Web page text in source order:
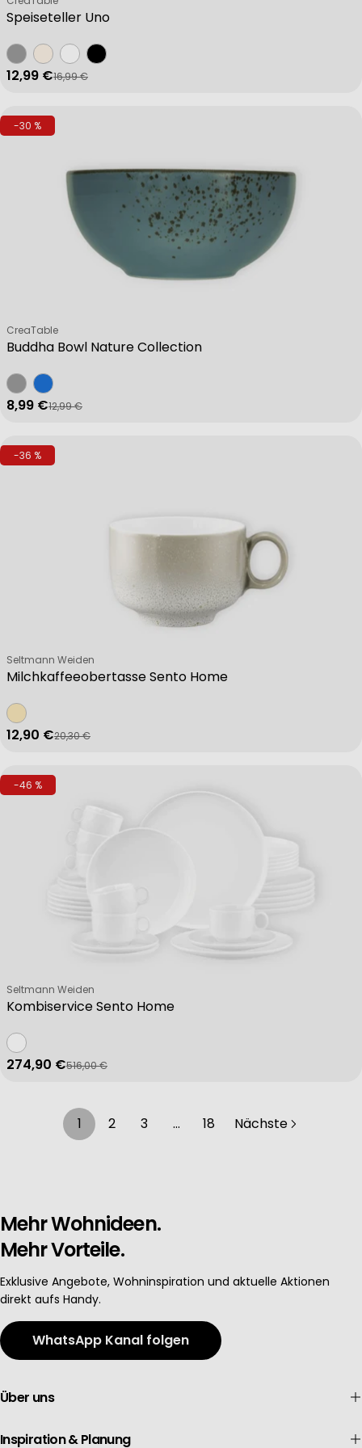
Speiseteller Uno
Verkaufspreis
12,99 €
Regulärer Preis
16,99 €
-30 %
Buddha Bowl Nature Collection
Verkäufer:
CreaTable
Verkaufspreis
8,99 €
Regulärer Preis
12,99 €
-36 %
Milchkaffeeobertasse Sento Home
Verkäufer:
Seltmann Weiden
Verkaufspreis
12,90 €
Regulärer Preis
20,30 €
-46 %
Kombiservice Sento Home
Verkäufer:
Seltmann Weiden
Verkaufspreis
274,90 €
Regulärer Preis
516,00 €
1 2 3 … 18 Nächste
Mehr Wohnideen.
Mehr Vorteile.
Exklusive Angebote, Wohninspiration und aktuelle Aktionen
direkt aufs Handy.
WhatsApp Kanal folgen
Über uns
Inspiration & Planung